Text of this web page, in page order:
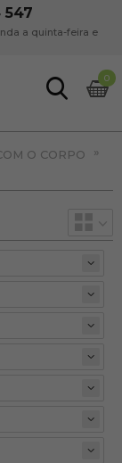
547
a quinta-feira e
0
O CORPO
»